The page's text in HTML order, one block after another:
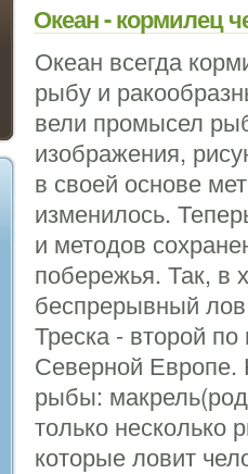
Океан - кормилец
Океан всегда
рыбу и
вели промысел
изображения,
в своей основе
изменилось.
и методов
побережья. Так, в
беспрерывный
Треска - второй
Северной
рыбы:
только несколько
которые ловит